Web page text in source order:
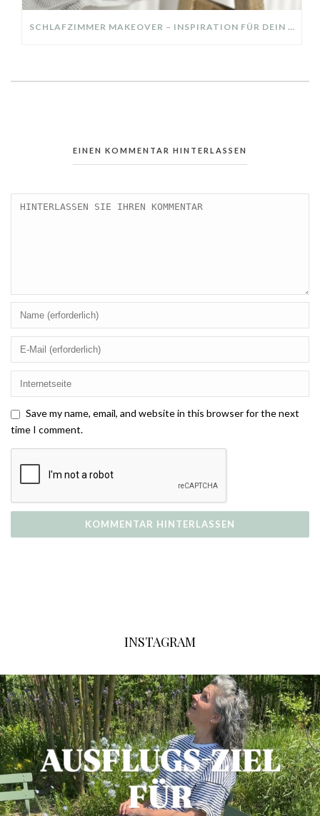
SCHLAFZIMMER MAKEOVER – INSPIRATION FÜR DEIN SCHLAFZIMMER: AUS ALT MACH NEU – HELL, GEMÜTLICH UND EINLADEND
EINEN KOMMENTAR HINTERLASSEN
Save my name, email, and website in this browser for the next
time I comment.
INSTAGRAM